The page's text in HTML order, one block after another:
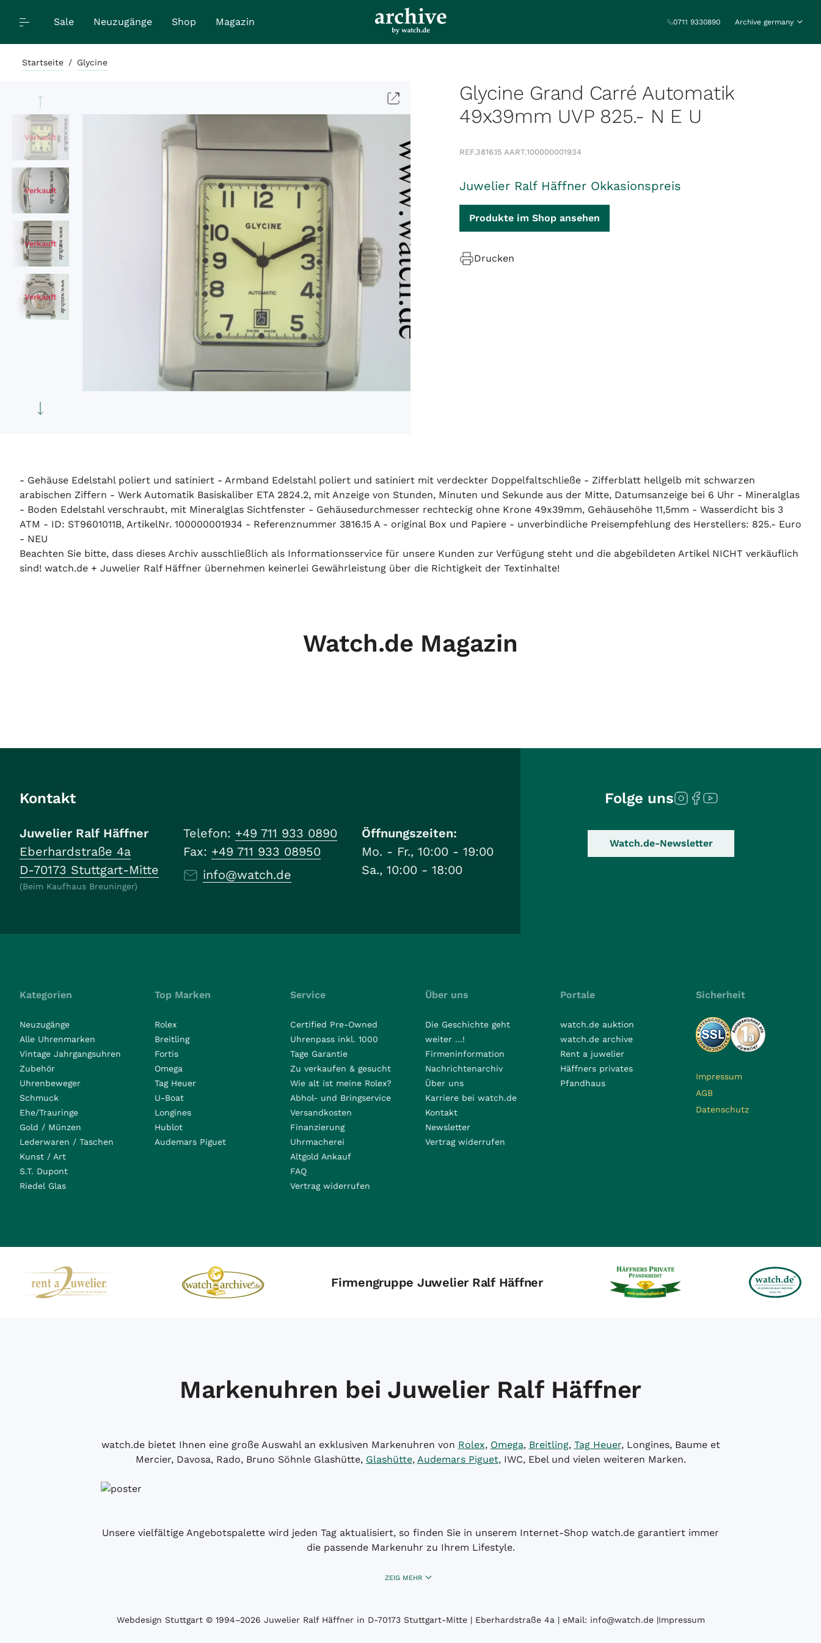
Sale Neuzugänge Shop Magazin 0711 9330890 Archive germany
Startseite / Glycine
Glycine Grand Carré Automatik
49x39mm UVP 825.- N E U
Verkauft
Verkauft
Verkauft
Verkauft
REF.3816.15 AART.100000001934
Juwelier Ralf Häffner Okkasionspreis
Produkte im Shop ansehen
Drucken
- Gehäuse Edelstahl poliert und satiniert - Armband Edelstahl poliert und satiniert mit verdeckter Doppelfaltschließe - Zifferblatt hellgelb mit schwarzen
arabischen Ziffern - Werk Automatik Basiskaliber ETA 2824.2, mit Anzeige von Stunden, Minuten und Sekunde aus der Mitte, Datumsanzeige bei 6 Uhr - Mineralglas
- Boden Edelstahl verschraubt, mit Mineralglas Sichtfenster - Gehäusedurchmesser rechteckig ohne Krone 49x39mm, Gehäusehöhe 11,5mm - Wasserdicht bis 3
ATM - ID: ST9601011B, ArtikelNr. 100000001934 - Referenznummer 3816.15 A - original Box und Papiere - unverbindliche Preisempfehlung des Herstellers: 825.- Euro
- NEU
Beachten Sie bitte, dass dieses Archiv ausschließlich als Informationsservice für unsere Kunden zur Verfügung steht und die abgebildeten Artikel NICHT verkäuflich
sind! watch.de + Juwelier Ralf Häffner übernehmen keinerlei Gewährleistung über die Richtigkeit der Textinhalte!
Watch.de Magazin
Kontakt
Juwelier Ralf Häffner
Eberhardstraße 4a
D-70173 Stuttgart-Mitte
(Beim Kaufhaus Breuninger)
Telefon: +49 711 933 0890
Fax: +49 711 933 08950
info@watch.de
Öffnungszeiten:
Mo. - Fr., 10:00 - 19:00
Sa., 10:00 - 18:00
Folge uns
Watch.de-Newsletter
Kategorien
Neuzugänge
Alle Uhrenmarken
Vintage Jahrgangsuhren
Zubehör
Uhrenbeweger
Schmuck
Ehe/Trauringe
Gold / Münzen
Lederwaren / Taschen
Kunst / Art
S.T. Dupont
Riedel Glas
Top Marken
Rolex
Breitling
Fortis
Omega
Tag Heuer
U-Boat
Longines
Hublot
Audemars Piguet
Service
Certified Pre-Owned
Uhrenpass inkl. 1000
Tage Garantie
Zu verkaufen & gesucht
Wie alt ist meine Rolex?
Abhol- und Bringservice
Versandkosten
Finanzierung
Uhrmacherei
Altgold Ankauf
FAQ
Vertrag widerrufen
Über uns
Die Geschichte geht
weiter ...!
Firmeninformation
Nachrichtenarchiv
Über uns
Karriere bei watch.de
Kontakt
Newsletter
Vertrag widerrufen
Portale
watch.de auktion
watch.de archive
Rent a juwelier
Häffners privates
Pfandhaus
Sicherheit
Impressum
AGB
Datenschutz
Firmengruppe Juwelier Ralf Häffner
Markenuhren bei Juwelier Ralf Häffner
watch.de bietet Ihnen eine große Auswahl an exklusiven Markenuhren von Rolex, Omega, Breitling, Tag Heuer, Longines, Baume et
Mercier, Davosa, Rado, Bruno Söhnle Glashütte, Glashütte, Audemars Piguet, IWC, Ebel und vielen weiteren Marken.
Unsere vielfältige Angebotspalette wird jeden Tag aktualisiert, so finden Sie in unserem Internet-Shop watch.de garantiert immer
die passende Markenuhr zu Ihrem Lifestyle.
ZEIG MEHR
Webdesign Stuttgart© 1994­–2026 Juwelier Ralf Häffner in D-70173 Stuttgart-Mitte | Eberhardstraße 4a | eMail: info@watch.de|Impressum